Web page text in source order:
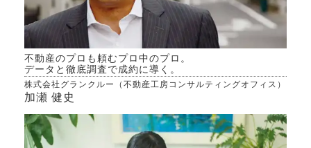
だけ
不動産のプロも頼むプロ中のプロ。
データと徹底調査で成約に導く。
株式会社グランクルー（不動産工房コンサルティングオフィス）
加瀬 健史